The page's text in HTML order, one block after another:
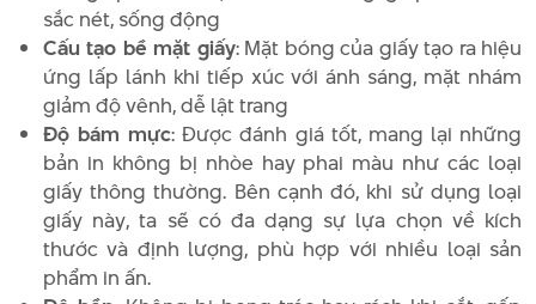
sắc nét, sống động
Cấu tạo bề mặt giấy: Mặt bóng của giấy tạo ra hiệu
ứng lấp lánh khi tiếp xúc với ánh sáng, mặt nhám
giảm độ vênh, dễ lật trang
Độ bám mực: Được đánh giá tốt, mang lại những
bản in không bị nhòe hay phai màu như các loại
giấy thông thường. Bên cạnh đó, khi sử dụng loại
giấy này, ta sẽ có đa dạng sự lựa chọn về kích
thước và định lượng, phù hợp với nhiều loại sản
phẩm in ấn.